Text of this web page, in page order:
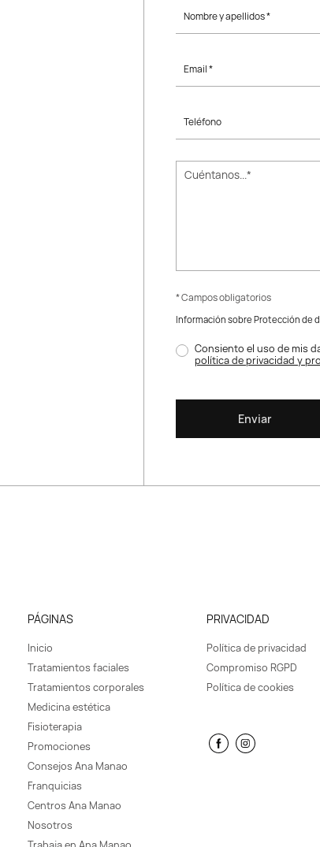
Nombre y apellidos *
Email *
Teléfono
* Campos obligatorios
Información sobre Protección de
Consiento el uso de mis
política de privacidad y
Enviar
PÁGINAS
Inicio
Tratamientos faciales
Tratamientos corporales
Medicina estética
Fisioterapia
Promociones
Consejos Ana Manao
Franquicias
Centros Ana Manao
Nosotros
PRIVACIDAD
Política de privacidad
Compromiso RGPD
Política de cookies